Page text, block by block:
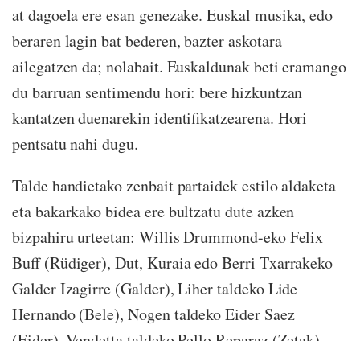
at dagoela ere esan genezake. Euskal musika, edo
beraren lagin bat bederen, bazter askotara
ailegatzen da; nolabait. Euskaldunak beti eramango
du barruan sentimendu hori: bere hizkuntzan
kantatzen duenarekin identifikatzearena. Hori
pentsatu nahi dugu.
Talde handietako zenbait partaidek estilo aldaketa
eta bakarkako bidea ere bultzatu dute azken
bizpahiru urteetan: Willis Drummond-eko Felix
Buff (Rüdiger), Dut, Kuraia edo Berri Txarrakeko
Galder Izagirre (Galder), Liher taldeko Lide
Hernando (Bele), Nogen taldeko Eider Saez